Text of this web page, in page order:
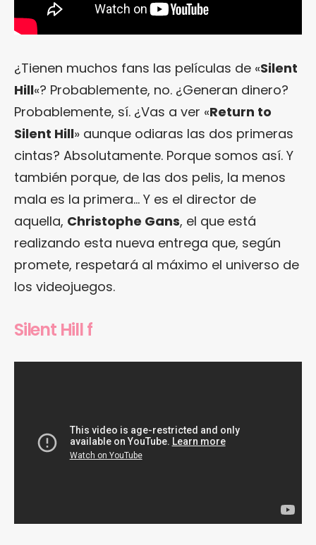
¿Tienen muchos fans las películas de «Silent
Hill«? Probablemente, no. ¿Generan dinero?
Probablemente, sí. ¿Vas a ver «Return to
Silent Hill» aunque odiaras las dos primeras
cintas? Absolutamente. Porque somos así. Y
también porque, de las dos pelis, la menos
mala es la primera… Y es el director de
aquella, Christophe Gans, el que está
realizando esta nueva entrega que, según
promete, respetará al máximo el universo de
los videojuegos.
Silent Hill f